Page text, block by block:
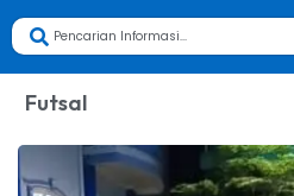
Futsal